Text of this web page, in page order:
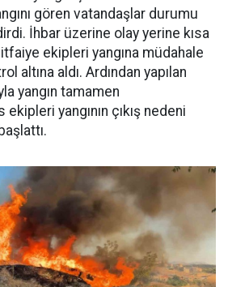
gören vatandaşlar durumu
İhbar üzerine olay yerine kısa
ekipleri yangına müdahale
altına aldı. Ardından yapılan
yangın tamamen
yangının çıkış nedeni